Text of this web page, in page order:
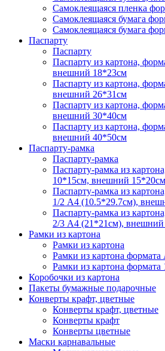
Самоклеящаяся пленка
Самоклеящаяся бумага
Самоклеящаяся бумага
Паспарту
Паспарту
Паспарту из картона,
внешний 18*23см
Паспарту из картона,
внешний 26*31см
Паспарту из картона,
внешний 30*40см
Паспарту из картона,
внешний 40*50см
Паспарту-рамка
Паспарту-рамка
Паспарту-рамка из
10*15см, внешний 15*20см
Паспарту-рамка из
1/2 А4 (10.5*29.7см),
Паспарту-рамка из
2/3 А4 (21*21см),
Рамки из картона
Рамки из картона
Рамки из картона
Рамки из картона
Коробочки из картона
Пакеты бумажные подарочные
Конверты крафт, цветные
Конверты крафт, цветные
Конверты крафт
Конверты цветные
Маски карнавальные